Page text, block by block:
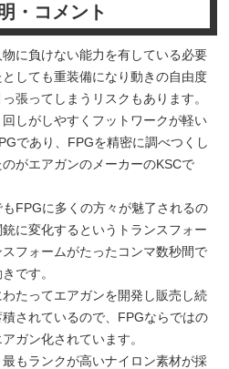
・コメント
に負けない能力を有している必要
しても重装備になり動きの自由度
張ってしまうリスクもあります。
しがしやすくフットワークが軽い
であり、FPGを精密に調べつくし
がエアガンのメーカーのKSCで
FPGに多くの方々が魅了されるの
に変化するというトランスフォー
フォームがたったコンマ数秒間で
です。
たってエアガンを開発し販売し続
されているので、FPGならではの
ガン化されています。
もランクが高いナイロン素材が採